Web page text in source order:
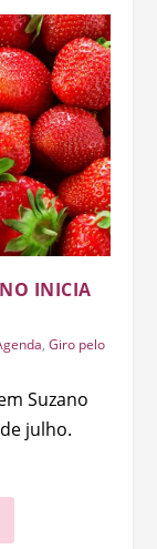
INICIA
,Giro pelo
Suzano
julho.